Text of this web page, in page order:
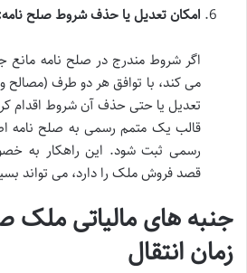
امکان تعدیل یا حذف شروط صلح
اگر شروط مندرج در صلح نامه
می کند، با توافق هر دو طرف
تعدیل یا حتی حذف آن شروط اقدام
قالب یک متمم رسمی به صلح نامه
رسمی ثبت شود. این راهکار به
قصد فروش ملک را دارد، می تواند
جنبه های مالیاتی ملک
زمان انتقال